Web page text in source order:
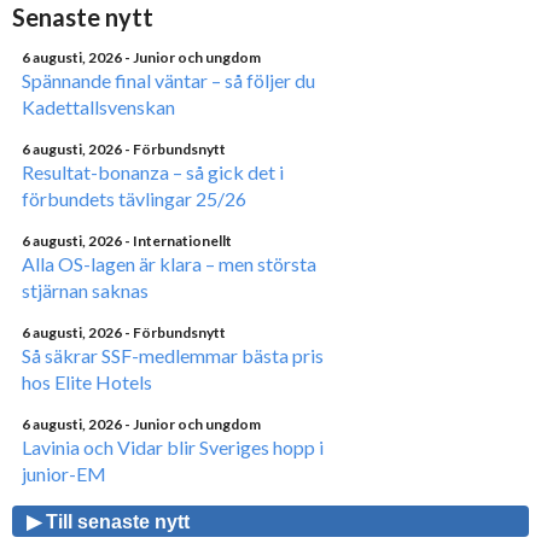
Senaste nytt
6 augusti, 2026 - Junior och ungdom
Spännande final väntar – så följer du
Kadettallsvenskan
6 augusti, 2026 - Förbundsnytt
Resultat-bonanza – så gick det i
förbundets tävlingar 25/26
6 augusti, 2026 - Internationellt
Alla OS-lagen är klara – men största
stjärnan saknas
6 augusti, 2026 - Förbundsnytt
Så säkrar SSF-medlemmar bästa pris
hos Elite Hotels
6 augusti, 2026 - Junior och ungdom
Lavinia och Vidar blir Sveriges hopp i
junior-EM
▶ Till senaste nytt